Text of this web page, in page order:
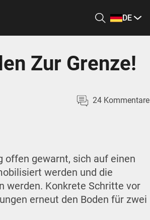
DE
Zur Grenze!
24Kommentare
offen gewarnt, sich auf einen
werden und die
werden. Konkrete Schritte vor
erneut den Boden für zwei